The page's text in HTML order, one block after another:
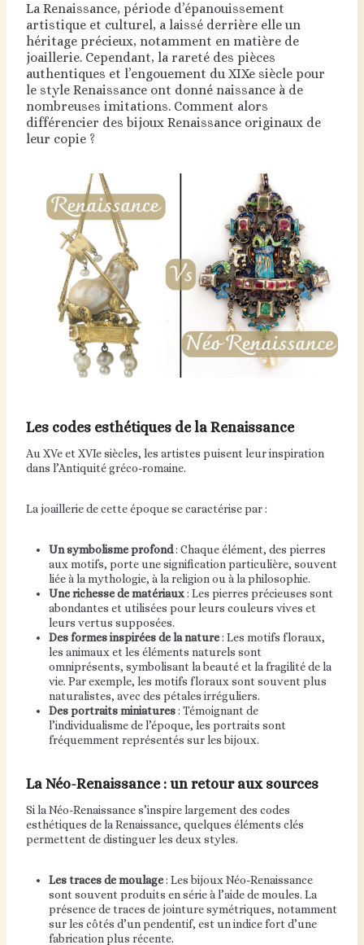
La Renaissance, période d’épanouissement
artistique et culturel, a laissé derrière elle un
héritage précieux, notamment en matière de
joaillerie. Cependant, la rareté des pièces
authentiques et l’engouement du XIXe siècle pour
le style Renaissance ont donné naissance à de
nombreuses imitations. Comment alors
différencier des bijoux Renaissance originaux de
leur copie ?
Les codes esthétiques de la Renaissance
Au XVe et XVIe siècles, les artistes puisent leur inspiration
dans l’Antiquité gréco-romaine.
La joaillerie de cette époque se caractérise par :
Un symbolisme profond: Chaque élément, des pierres
aux motifs, porte une signification particulière, souvent
liée à la mythologie, à la religion ou à la philosophie.
Une richesse de matériaux: Les pierres précieuses sont
abondantes et utilisées pour leurs couleurs vives et
leurs vertus supposées.
Des formes inspirées de la nature: Les motifs floraux,
les animaux et les éléments naturels sont
omniprésents, symbolisant la beauté et la fragilité de la
vie. Par exemple, les motifs floraux sont souvent plus
naturalistes, avec des pétales irréguliers.
Des portraits miniatures: Témoignant de
l’individualisme de l’époque, les portraits sont
fréquemment représentés sur les bijoux.
La Néo-Renaissance : un retour aux sources
Si la Néo-Renaissance s’inspire largement des codes
esthétiques de la Renaissance, quelques éléments clés
permettent de distinguer les deux styles.
Les traces de moulage: Les bijoux Néo-Renaissance
sont souvent produits en série à l’aide de moules. La
présence de traces de jointure symétriques, notamment
sur les côtés d’un pendentif, est un indice fort d’une
fabrication plus récente.